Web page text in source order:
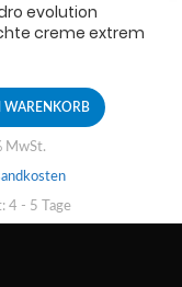
evolution
creme extrem
rhabarber
™ 100ml
WARENKORB
MwSt.
4 - 5 Tage